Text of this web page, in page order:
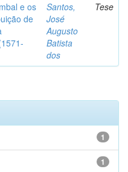
e os
de
Santos,
José
Augusto
Batista
dos
Tese
1
1